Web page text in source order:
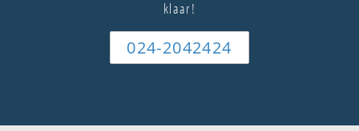
klaar!
024-2042424